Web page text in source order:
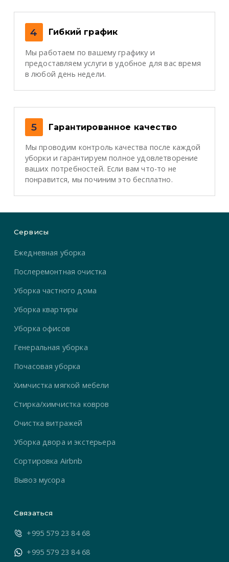
4 Гибкий график
Мы работаем по вашему графику и
предоставляем услуги в удобное для вас время
в любой день недели.
5 Гарантированное качество
Мы проводим контроль качества после каждой
уборки и гарантируем полное удовлетворение
ваших потребностей. Если вам что-то не
понравится, мы починим это бесплатно.
Сервисы
Ежедневная уборка
Послеремонтная очистка
Уборка частного дома
Уборка квартиры
Уборка офисов
Генеральная уборка
Почасовая уборка
Химчистка мягкой мебели
Стирка/химчистка ковров
Очистка витражей
Уборка двора и экстерьера
Сортировка Airbnb
Вывоз мусора
Связаться
+995 579 23 84 68
+995 579 23 84 68